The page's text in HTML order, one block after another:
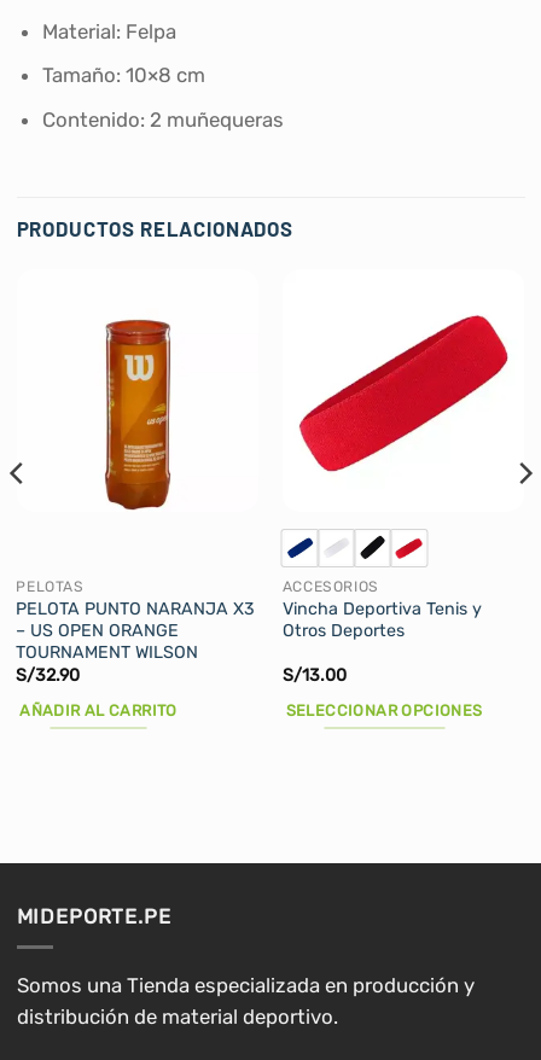
Material: Felpa
Tamaño: 10×8 cm
Contenido: 2 muñequeras
PRODUCTOS RELACIONADOS
PELOTAS
PELOTA PUNTO NARANJA X3
– US OPEN ORANGE
TOURNAMENT WILSON
S/32.90
AÑADIR AL CARRITO
ACCESORIOS
Vincha Deportiva Tenis y
Otros Deportes
S/13.00
SELECCIONAR OPCIONES
elegir
en
MIDEPORTE.PE
Somos una Tienda especializada en producción y
distribución de material deportivo.